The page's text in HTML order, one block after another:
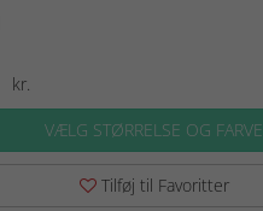
kr.
VÆLG STØRRELSE OG FARVE
Tilføj til Favoritter